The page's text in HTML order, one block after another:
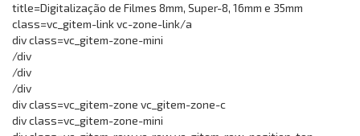
title=Digitalização de Filmes 8mm, Super-8, 16mm e 35mm
class=vc_gitem-link vc-zone-link/a
div class=vc_gitem-zone-mini
/div
/div
/div
div class=vc_gitem-zone vc_gitem-zone-c
div class=vc_gitem-zone-mini